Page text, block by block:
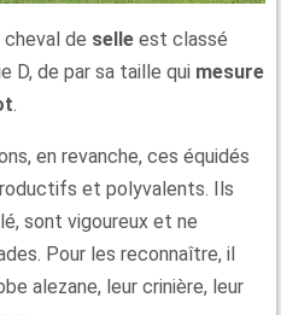
cheval de selle est classé
D, de par sa taille qui mesure
.
en revanche, ces équidés
et polyvalents. Ils
sont vigoureux et ne
Pour les reconnaître, il
alezane, leur crinière, leur